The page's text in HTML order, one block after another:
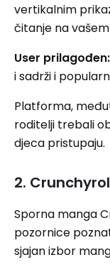
vertikalnim
čitanje na
User prilagođen:
i sadrži i
Platforma,
roditelji trebali
djeca pristupaju.
2.
Sporna manga
pozornice
sjajan izbor